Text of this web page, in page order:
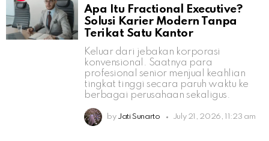
Apa Itu Fractional Executive?
Solusi Karier Modern Tanpa
Terikat Satu Kantor
Keluar dari jebakan korporasi
konvensional. Saatnya para
profesional senior menjual keahlian
tingkat tinggi secara paruh waktu ke
berbagai perusahaan sekaligus.
by Jati Sunarto July 21, 2026, 11:23 am